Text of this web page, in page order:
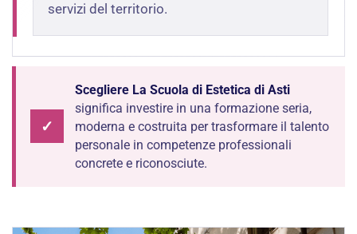
servizi del territorio.
✓
Scegliere La Scuola di Estetica di Asti
significa investire in una formazione seria,
moderna e costruita per trasformare il talento
personale in competenze professionali
concrete e riconosciute.